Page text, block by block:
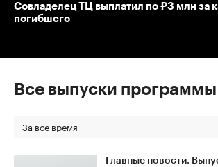
Совладелец ТЦ выплатил по ₽3 млн за
погибшего
Все выпуски программы
За все время
Главные новости.